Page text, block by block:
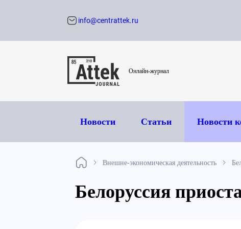
info@centrattek.ru
Онлайн-журнал
Новости Статьи Новости
Внешне-экономическая деятельность
Белоруссия